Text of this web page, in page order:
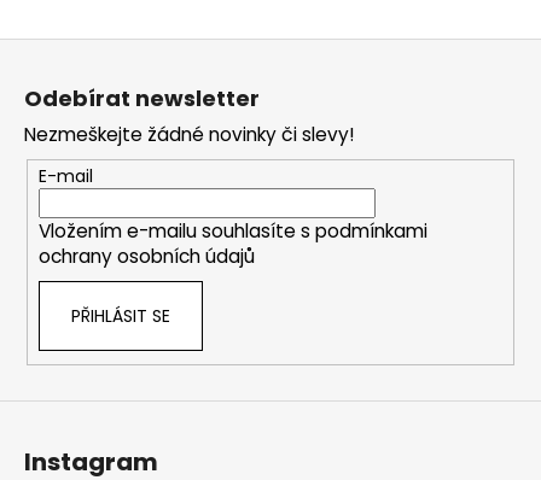
Z
Odebírat newsletter
Nezmeškejte žádné novinky či slevy!
E-mail
Vložením e-mailu souhlasíte s podmínkami
ochrany osobních údajů
PŘIHLÁSIT SE
Instagram